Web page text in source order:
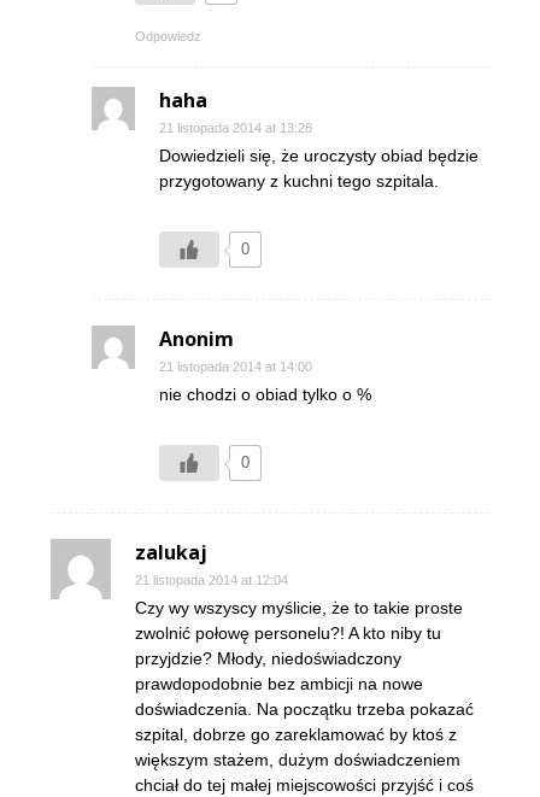
Odpowiedz
haha
21 listopada 2014 at 13:28
Dowiedzieli się, że uroczysty obiad będzie
przygotowany z kuchni tego szpitala.
0
Anonim
21 listopada 2014 at 14:00
nie chodzi o obiad tylko o %
0
zalukaj
21 listopada 2014 at 12:04
Czy wy wszyscy myślicie, że to takie proste
zwolnić połowę personelu?! A kto niby tu
przyjdzie? Młody, niedoświadczony
prawdopodobnie bez ambicji na nowe
doświadczenia. Na początku trzeba pokazać
szpital, dobrze go zareklamować by ktoś z
większym stażem, dużym doświadczeniem
chciał do tej małej miejscowości przyjść i coś